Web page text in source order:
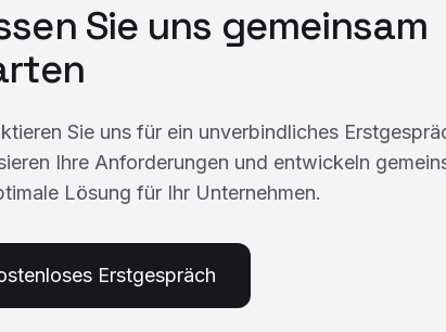
Sie uns gemeinsam
Sie uns für ein unverbindliches
Ihre Anforderungen und entwickeln
Lösung für Ihr Unternehmen.
Erstgespräch